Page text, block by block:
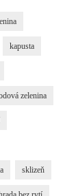
kapusta
zelenina
sklizeň